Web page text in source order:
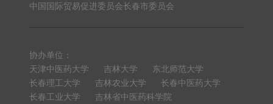
中国国际贸易促进委员会长春市委员会
协办单位：
天津中医药大学
吉林大学
东北师范大学
长春理工大学
吉林农业大学
长春中医药大学
长春工业大学
吉林省中医药科学院